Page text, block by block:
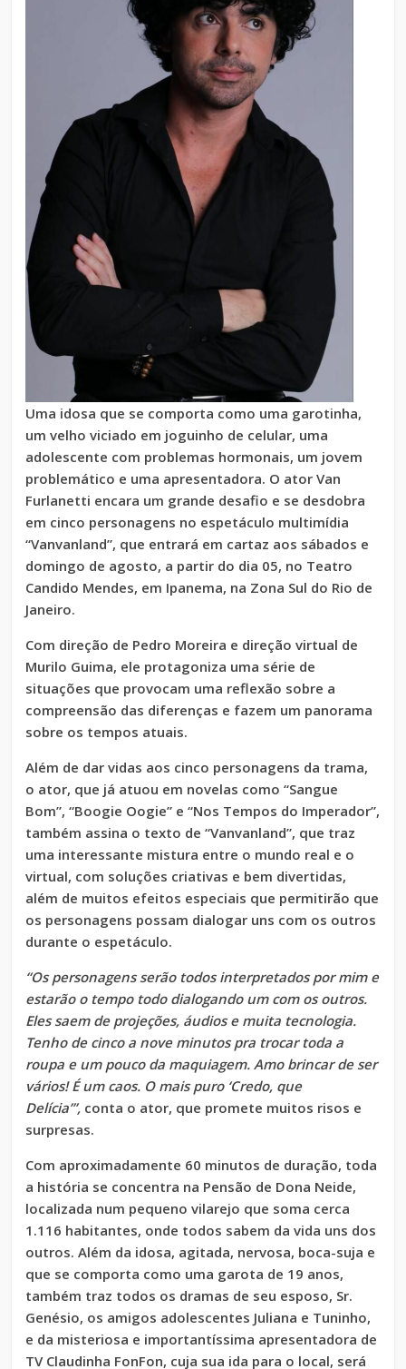
Uma idosa que se comporta como uma garotinha,
um velho viciado em joguinho de celular, uma
adolescente com problemas hormonais, um jovem
problemático e uma apresentadora. O ator Van
Furlanetti encara um grande desafio e se desdobra
em cinco personagens no espetáculo multimídia
“Vanvanland”, que entrará em cartaz aos sábados e
domingo de agosto, a partir do dia 05, no Teatro
Candido Mendes, em Ipanema, na Zona Sul do Rio de
Janeiro.
Com direção de Pedro Moreira e direção virtual de
Murilo Guima, ele protagoniza uma série de
situações que provocam uma reflexão sobre a
compreensão das diferenças e fazem um panorama
sobre os tempos atuais.
Além de dar vidas aos cinco personagens da trama,
o ator, que já atuou em novelas como “Sangue
Bom”, “Boogie Oogie” e “Nos Tempos do Imperador”,
também assina o texto de “Vanvanland”, que traz
uma interessante mistura entre o mundo real e o
virtual, com soluções criativas e bem divertidas,
além de muitos efeitos especiais que permitirão que
os personagens possam dialogar uns com os outros
durante o espetáculo.
“Os personagens serão todos interpretados por mim e
estarão o tempo todo dialogando um com os outros.
Eles saem de projeções, áudios e muita tecnologia.
Tenho de cinco a nove minutos pra trocar toda a
roupa e um pouco da maquiagem. Amo brincar de ser
vários! É um caos. O mais puro ‘Credo, que
Delícia’”, conta o ator, que promete muitos risos e
surpresas.
Com aproximadamente 60 minutos de duração, toda
a história se concentra na Pensão de Dona Neide,
localizada num pequeno vilarejo que soma cerca
1.116 habitantes, onde todos sabem da vida uns dos
outros. Além da idosa, agitada, nervosa, boca-suja e
que se comporta como uma garota de 19 anos,
também traz todos os dramas de seu esposo, Sr.
Genésio, os amigos adolescentes Juliana e Tuninho,
e da misteriosa e importantíssima apresentadora de
TV Claudinha FonFon, cuja sua ida para o local, será